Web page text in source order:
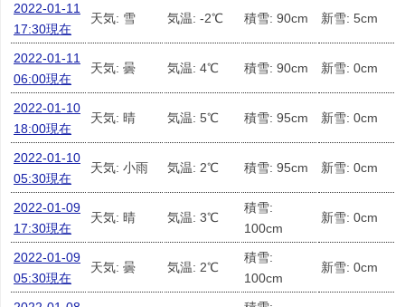
2022-01-11
17:30現在
天気: 雪 気温: -2℃ 積雪: 90cm 新雪: 5cm
2022-01-11
06:00現在
天気: 曇 気温: 4℃ 積雪: 90cm 新雪: 0cm
2022-01-10
18:00現在
天気: 晴 気温: 5℃ 積雪: 95cm 新雪: 0cm
2022-01-10
05:30現在
天気: 小雨 気温: 2℃ 積雪: 95cm 新雪: 0cm
2022-01-09
17:30現在
天気: 晴 気温: 3℃
積雪:
100cm
新雪: 0cm
2022-01-09
05:30現在
天気: 曇 気温: 2℃
積雪:
100cm
新雪: 0cm